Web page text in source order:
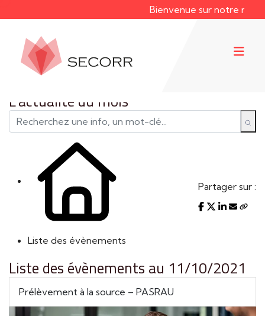
Bienvenue sur notre
L'actualité du mois
Liste des évènements
Partager sur :
Liste des évènements au 11/10/2021
Prélèvement à la source – PASRAU